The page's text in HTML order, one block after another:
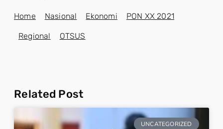
Home Nasional Ekonomi PON XX 2021
Regional OTSUS
Related Post
UNCATEGORIZED